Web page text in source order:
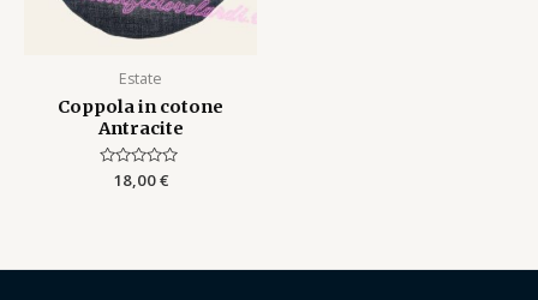
Estate
Coppola in cotone
Antracite
Rated
18,00€